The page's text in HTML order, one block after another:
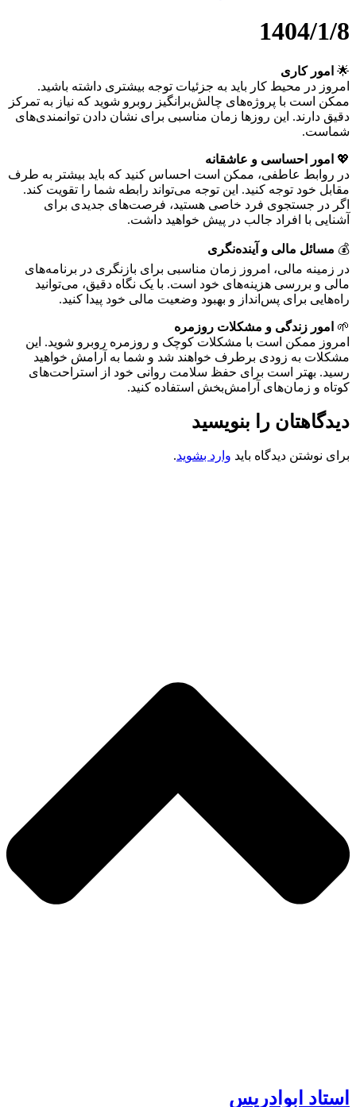
1404/1/8
🌟 امور کاری
امروز در محیط کار باید به جزئیات توجه بیشتری داشته باشید.
ممکن است با پروژه‌های چالش‌برانگیز روبرو شوید که نیاز به تمرکز
دقیق دارند. این روزها زمان مناسبی برای نشان دادن توانمندی‌های
شماست.
💖 امور احساسی و عاشقانه
در روابط عاطفی، ممکن است احساس کنید که باید بیشتر به طرف
مقابل خود توجه کنید. این توجه می‌تواند رابطه شما را تقویت کند.
اگر در جستجوی فرد خاصی هستید، فرصت‌های جدیدی برای
آشنایی با افراد جالب در پیش خواهید داشت.
💰 مسائل مالی و آینده‌نگری
در زمینه مالی، امروز زمان مناسبی برای بازنگری در برنامه‌های
مالی و بررسی هزینه‌های خود است. با یک نگاه دقیق، می‌توانید
راه‌هایی برای پس‌انداز و بهبود وضعیت مالی خود پیدا کنید.
🌱 امور زندگی و مشکلات روزمره
امروز ممکن است با مشکلات کوچک و روزمره روبرو شوید. این
مشکلات به زودی برطرف خواهند شد و شما به آرامش خواهید
رسید. بهتر است برای حفظ سلامت روانی خود از استراحت‌های
کوتاه و زمان‌های آرامش‌بخش استفاده کنید.
دیدگاهتان را بنویسید
برای نوشتن دیدگاه باید وارد بشوید.
استاد ابوادریس